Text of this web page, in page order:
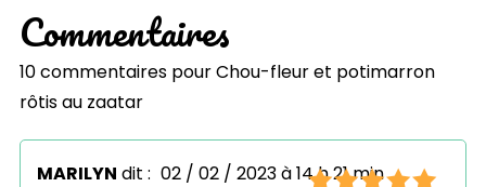
Commentaires
10 commentaires pourChou-fleur et potimarron
rôtis au zaatar
MARILYN dit : 02 / 02 / 2023 à 14 h 21 min